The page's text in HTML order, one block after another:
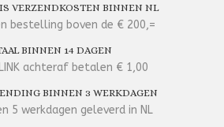
VERZENDKOSTEN BINNEN NL
bestelling boven de € 200,=
BINNEN 14 DAGEN
achteraf betalen € 1,00
BINNEN 3 WERKDAGEN
5 werkdagen geleverd in NL